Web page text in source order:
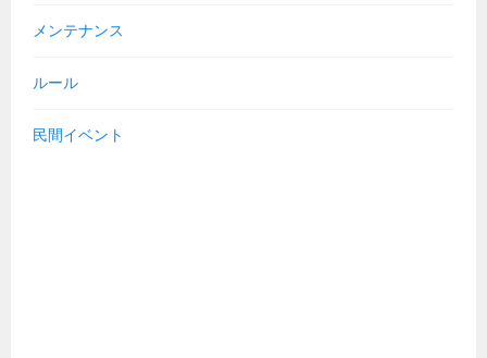
メンテナンス
ルール
民間イベント